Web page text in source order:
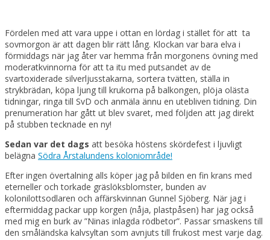
Fördelen med att vara uppe i ottan en lördag i stället för att ta
sovmorgon är att dagen blir rätt lång. Klockan var bara elva i
förmiddags när jag åter var hemma från morgonens övning med
moderatkvinnorna för att ta itu med putsandet av de
svartoxiderade silverljusstakarna, sortera tvätten, ställa in
strykbrädan, köpa ljung till krukorna på balkongen, plöja olästa
tidningar, ringa till SvD och anmäla ännu en utebliven tidning. Din
prenumeration har gått ut blev svaret, med följden att jag direkt
på stubben tecknade en ny!
Sedan var det dags att besöka höstens skördefest i ljuvligt
belägna Södra Årstalundens koloniområde!
Efter ingen övertalning alls köper jag på bilden en fin krans med
eterneller och torkade gräslöksblomster, bunden av
kolonilottsodlaren och affärskvinnan Gunnel Sjöberg. När jag i
eftermiddag packar upp korgen (nåja, plastpåsen) har jag också
med mig en burk av ”Ninas inlagda rödbetor”. Passar smaskens till
den småländska kalvsyltan som avnjuts till frukost mest varje dag.